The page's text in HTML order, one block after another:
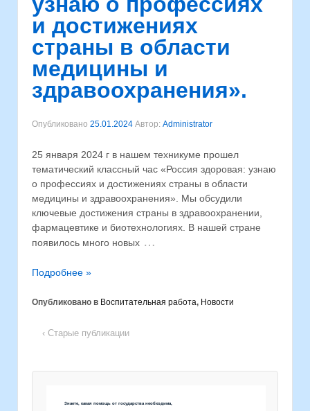
и достижениях
страны в области
медицины и
здравоохранения».
Опубликовано 25.01.2024 Автор: Administrator
25 января 2024 г в нашем техникуме прошел
тематический классный час «Россия здоровая: узнаю
о профессиях и достижениях страны в области
медицины и здравоохранения». Мы обсудили
ключевые достижения страны в здравоохранении,
фармацевтике и биотехнологиях. В нашей стране
появилось много новых …
Подробнее »
Опубликовано в Воспитательная работа, Новости
‹ Старые публикации
Знаете, какая помощь от государства необходима,